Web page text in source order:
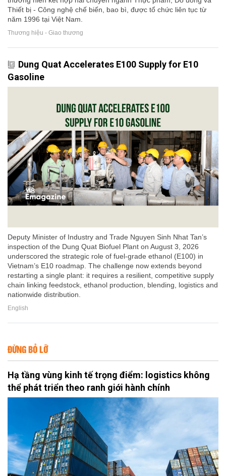
Thiết bị - Công nghệ chế biến, bao bì, được tổ chức liên tục từ
năm 1996 tại Việt Nam.
Thương hiệu - Giao thương
Dung Quat Accelerates E100 Supply for E10
Gasoline
Deputy Minister of Industry and Trade Nguyen Sinh Nhat Tan’s
inspection of the Dung Quat Biofuel Plant on August 3, 2026
underscored the strategic role of fuel-grade ethanol (E100) in
Vietnam’s E10 roadmap. The challenge now extends beyond
restarting a single plant: it requires a resilient, competitive supply
chain linking feedstock, ethanol production, blending, logistics and
nationwide distribution.
English
ĐỪNG BỎ LỠ
Hạ tầng vùng kinh tế trọng điểm: logistics không
thể phát triển theo ranh giới hành chính